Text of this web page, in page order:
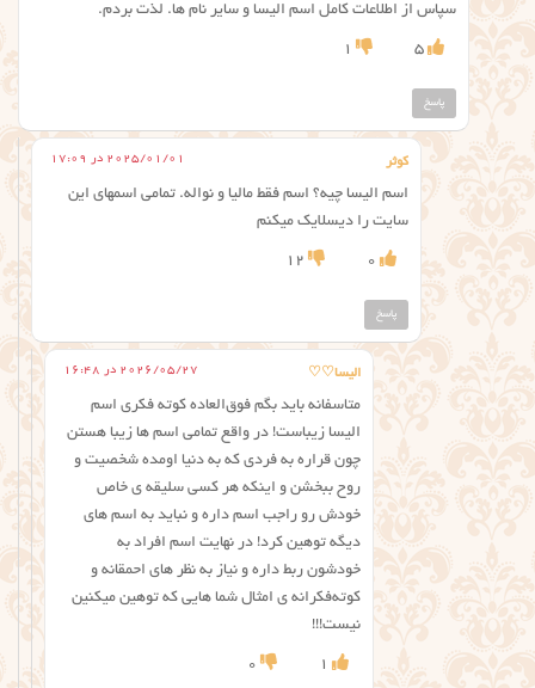
سپاس از اطلاعات کامل اسم الیسا و سایر نام ها. لذت بردم.
5
1
پاسخ
کوثر 2025/01/01 در 17:09
اسم الیسا چیه؟ اسم فقط مالیا و نواله. تمامی اسمهای این
سایت را دیسلایک میکنم
0
12
پاسخ
الیسا♡♡ 2026/05/27 در 16:48
متاسفانه باید بگم فوق‌العاده کوته فکری اسم
الیسا زیباست! در واقع تمامی اسم ها زیبا هستن
چون قراره به فردی که به دنیا اومده شخصیت و
روح ببخشن و اینکه هر کسی سلیقه ی خاص
خودش رو راجب اسم داره و نباید به اسم های
دیگه توهین کرد! در نهایت اسم افراد به
خودشون ربط داره و نیاز به نظر های احمقانه و
کوته‌فکرانه ی امثال شما هایی که توهین میکنین
نیست!!!
1
0